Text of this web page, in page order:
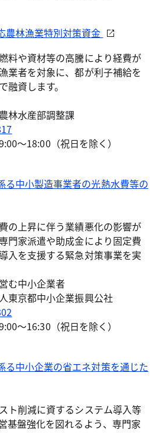
農林漁業特別対策資金
料や資材等の高騰により経費が
業者を対象に、都が利子補給を
資します。
林水産部調整課
～18:00（祝日を除く）
る中小製造事業者の光熱水費等の
の上昇に伴う業績悪化の影響が
門家派遣や助成金により固定費
入を支援する緊急対策事業を実
む中小企業者
東京都中小企業振興公社
～16:30（祝日を除く）
る中小企業の省エネ対策を通じた
ト削減に資するシステム導入等
基盤強化を図れるよう、専門家